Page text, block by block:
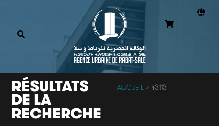
RÉSULTATS
DE LA
RECHERCHE
ACCUEIL » 43113